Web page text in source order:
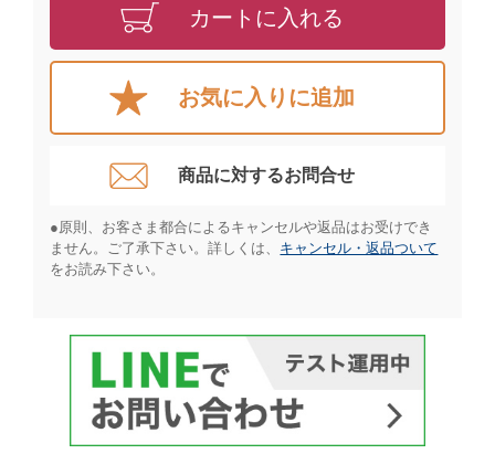
カートに入れる
お気に入りに追加
商品に対するお問合せ​
●原則、お客さま都合によるキャンセルや返品はお受けでき
ません。ご了承下さい。詳しくは、 キャンセル・返品ついて
をお読み下さい。​